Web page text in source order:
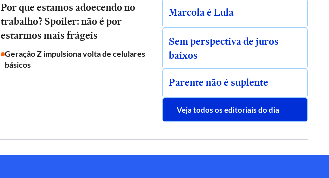
Por que estamos adoecendo no
trabalho? Spoiler: não é por
estarmos mais frágeis
Geração Z impulsiona volta de celulares
básicos
Marcola é Lula
Sem perspectiva de juros
baixos
Parente não é suplente
Veja todos os editoriais do dia